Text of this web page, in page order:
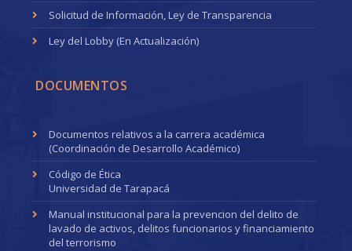
Solicitud de Información, Ley de Transparencia
Ley del Lobby (En Actualización)
DOCUMENTOS
Documentos relativos a la carrera académica
(Coordinación de Desarrollo Académico)
Código de Ética
Universidad de Tarapacá
Manual institucional para la prevencion del delito de
lavado de activos, delitos funcionarios y financiamiento
del terrorismo